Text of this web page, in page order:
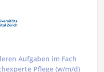
Aufgaben im Fach
Pflege (w/m/d)